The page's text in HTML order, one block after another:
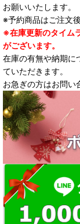
お願いいたします。
※予約商品はご注文
※在庫更新のタイム
がございます。
在庫の有無や納期に
ていただきます。
お急ぎの方はお問い